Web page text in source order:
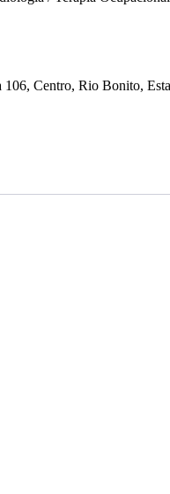
Centro, Rio Bonito,